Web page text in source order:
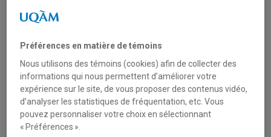
Unité
École des médias
Courriel:boisvert.stefany@uqam.ca
Téléphone: (514) 987-3000 poste 3129
Langues: Français, Anglais
Préférences en matière de témoins
Nous utilisons des témoins (cookies) afin de collecter des
informations qui nous permettent d’améliorer votre
expérience sur le site, de vous proposer des contenus vidéo,
d’analyser les statistiques de fréquentation, etc. Vous
pouvez personnaliser votre choix en sélectionnant
« Préférences ».